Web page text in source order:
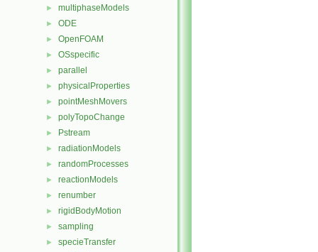
► multiphaseModels
► ODE
► OpenFOAM
► OSspecific
► parallel
► physicalProperties
► pointMeshMovers
► polyTopoChange
► Pstream
► radiationModels
► randomProcesses
► reactionModels
► renumber
► rigidBodyMotion
► sampling
► specieTransfer